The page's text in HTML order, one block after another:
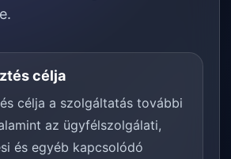
célja
célja a szolgáltatás további
az ügyfélszolgálati,
és egyéb kapcsolódó